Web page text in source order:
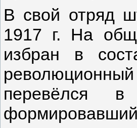
В свой отряд
1917 г. На
избран в
перевёлся